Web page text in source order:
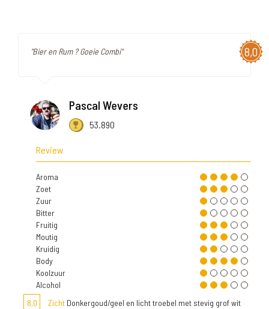
8,0
"Bier en Rum ? Goeie Combi"
Pascal Wevers
53.890
Review
Aroma
Zoet
Zuur
Bitter
Fruitig
Moutig
Kruidig
Body
Koolzuur
Alcohol
8,0
Zicht Donkergoud/geel en licht troebel met stevig grof wit